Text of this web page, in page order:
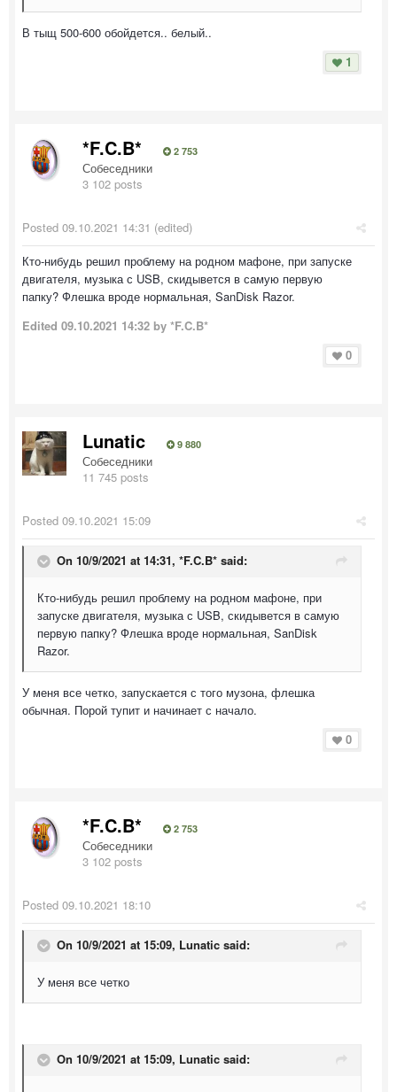
В тыщ 500-600 обойдется.. белый..
1
*F.C.B* 2 753
Собеседники
3 102 posts
Posted 09.10.2021 14:31 (edited)
Кто-нибудь решил проблему на родном мафоне, при запуске
двигателя, музыка с USB, скидывется в самую первую
папку? Флешка вроде нормальная, SanDisk Razor.
Edited 09.10.2021 14:32 by *F.C.B*
0
Lunatic 9 880
Собеседники
11 745 posts
Posted 09.10.2021 15:09
On 10/9/2021 at 14:31, *F.C.B* said:
Кто-нибудь решил проблему на родном мафоне, при
запуске двигателя, музыка с USB, скидывется в самую
первую папку? Флешка вроде нормальная, SanDisk
Razor.
У меня все четко, запускается с того музона, флешка
обычная. Порой тупит и начинает с начало.
0
*F.C.B* 2 753
Собеседники
3 102 posts
Posted 09.10.2021 18:10
On 10/9/2021 at 15:09, Lunatic said:
У меня все четко
On 10/9/2021 at 15:09, Lunatic said: